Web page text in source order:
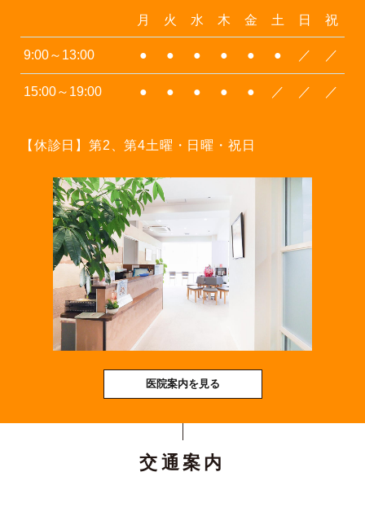
月 火 水 木 金 土 日 祝
9:00～13:00 ● ● ● ● ● ● ／ ／
15:00～19:00 ● ● ● ● ● ／ ／ ／
【休診日】第2、第4土曜・日曜・祝日
医院案内を見る
交通案内